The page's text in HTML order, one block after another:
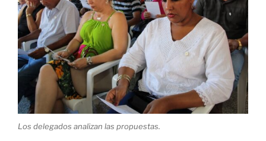
Los delegados analizan las propuestas.